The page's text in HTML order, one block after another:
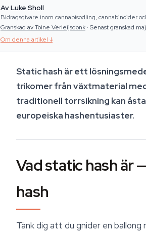
Av Luke Sholl
Bidragsgivare inom cannabisodling, cannabinoider
Granskad av Toine Verleijsdonk · Senast granskad
Om denna artikel ↓
Static hash är ett
trikomer från växtmaterial
traditionell torrsikning kan
europeiska hashentusiaster.
Vad static hash är
hash
Tänk dig att du gnider en